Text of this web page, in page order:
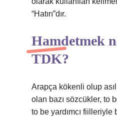
“Hatırı”dır.
Hamdetmek
TDK?
Arapça kökenli olup
olan bazı sözcükler, to
to be yardımcı